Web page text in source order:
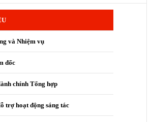
và Nhiệm vụ
đốc
chính Tổng hợp
trợ hoạt động sáng tác